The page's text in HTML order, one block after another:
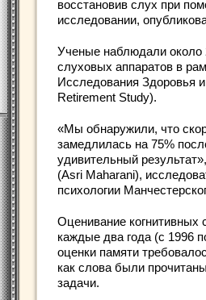
восстановив слух при
исследовании,
Ученые наблюдали около
слуховых аппаратов в
Исследования Здоровья
Retirement Study).
«Мы обнаружили, что
замедлилась на 75%
удивительный
(Asri Maharani),
психологии
Оценивание когнитивных
каждые два года (с 1996
оценки памяти
как слова были
задачи.